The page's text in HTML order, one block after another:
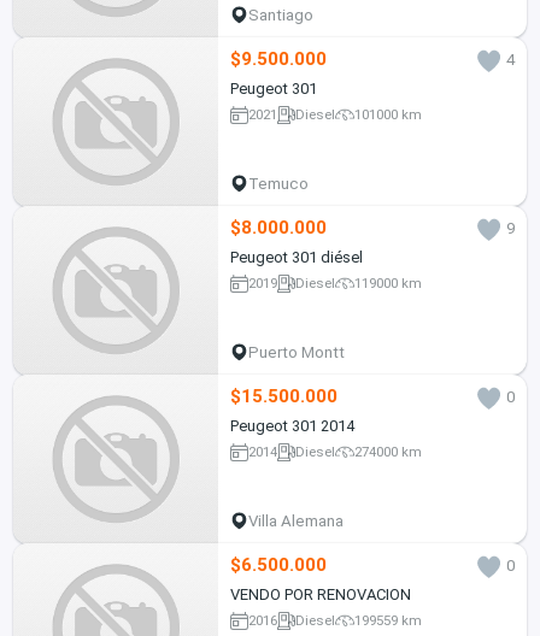
Santiago
$9.500.000
4
Peugeot 301
2021 Diesel 101000 km
Temuco
$8.000.000
9
Peugeot 301 diésel
2019 Diesel 119000 km
Puerto Montt
$15.500.000
0
Peugeot 301 2014
2014 Diesel 274000 km
Villa Alemana
$6.500.000
0
VENDO POR RENOVACION
2016 Diesel 199559 km